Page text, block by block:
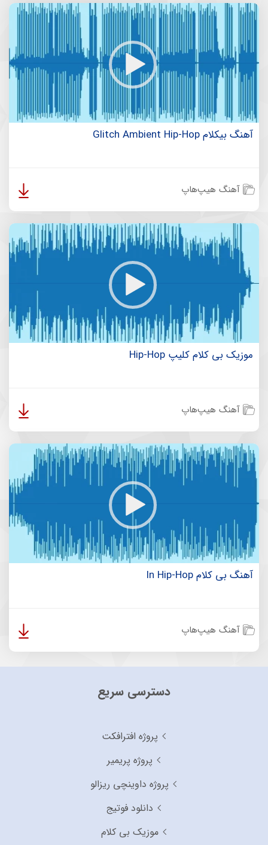
آهنگ بیکلام Glitch Ambient Hip-Hop
آهنگ هیپ‌هاپ
موزیک بی کلام کلیپ Hip-Hop
آهنگ هیپ‌هاپ
آهنگ بی کلام In Hip-Hop
آهنگ هیپ‌هاپ
دسترسی سریع
پروژه افترافکت
پروژه پریمیر
پروژه داوینچی ریزالو
دانلود فوتیج
موزیک بی کلام